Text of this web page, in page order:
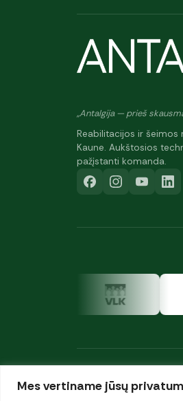
Mes vertiname jūsų
„Antalgija — prieš
Reabilitacijos ir šeimos
Kaune. Aukštosios
pažįstanti komanda.
© 2026 UAB „Antalgija".